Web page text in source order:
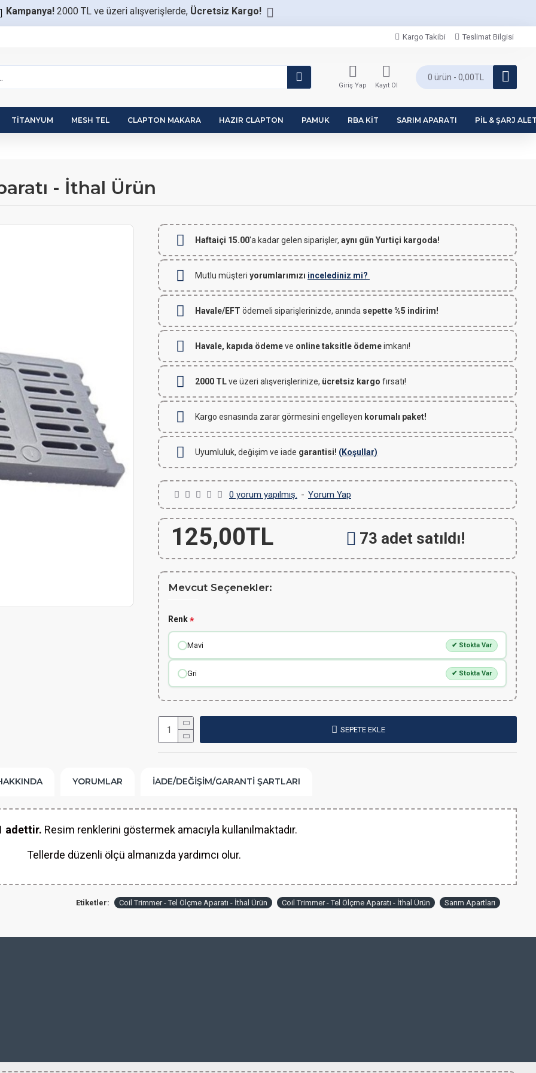
Kampanya! 2000 TL ve üzeri alışverişlerde, Ücretsiz Kargo!
Kargo Takibi Teslimat Bilgisi
Giriş Yap Kayıt Ol
0 ürün - 0,00TL
TITANYUM MESH TEL CLAPTON MAKARA HAZIR CLAPTON PAMUK RBA KIT SARIM APARATI PIL & ŞARJ
- İthal Ürün
Haftaiçi 15.00'a kadar gelen siparişler, aynı gün Yurtiçi kargoda!
Mutlu müşteri yorumlarımızı incelediniz mi?
Havale/EFT ödemeli siparişlerinizde, anında sepette %5 indirim!
Havale, kapıda ödemeve online taksitle ödemeimkanı!
2000 TLve üzeri alışverişlerinize, ücretsiz kargo fırsatı!
Kargo esnasında zarar görmesini engelleyen korumalı paket!
Uyumluluk, değişim ve iade garantisi! (Koşullar)
0 yorum yapılmış. - Yorum Yap
125,00TL 73 adet satıldı!
Mevcut Seçenekler:
Renk
Mavi ✔ Stokta Var
Gri ✔ Stokta Var
SEPETE EKLE
YORUMLAR İADE/DEĞIŞIM/GARANTI ŞARTLARI
adettir. Resim renklerini göstermek amacıyla kullanılmaktadır.
Tellerde düzenli ölçü almanızda yardımcı olur.
Etiketler: Coil Trimmer - Tel Ölçme Aparatı - İthal Ürün Coil Trimmer - Tel Ölçme Aparatı - İthal Ürün Sarım Apartları